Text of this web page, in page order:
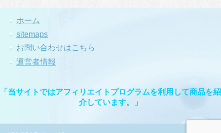
ホーム
sitemaps
お問い合わせはこちら
運営者情報
「当サイトではアフィリエイトプログラムを利用して商品を紹
介しています。」